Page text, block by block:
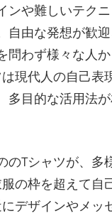
ンや難しいテク
自由な発想が歓
問わず様々な人
現代人の自己
多目的な活用法
のTシャツが、
の枠を超えて
デザインやメ